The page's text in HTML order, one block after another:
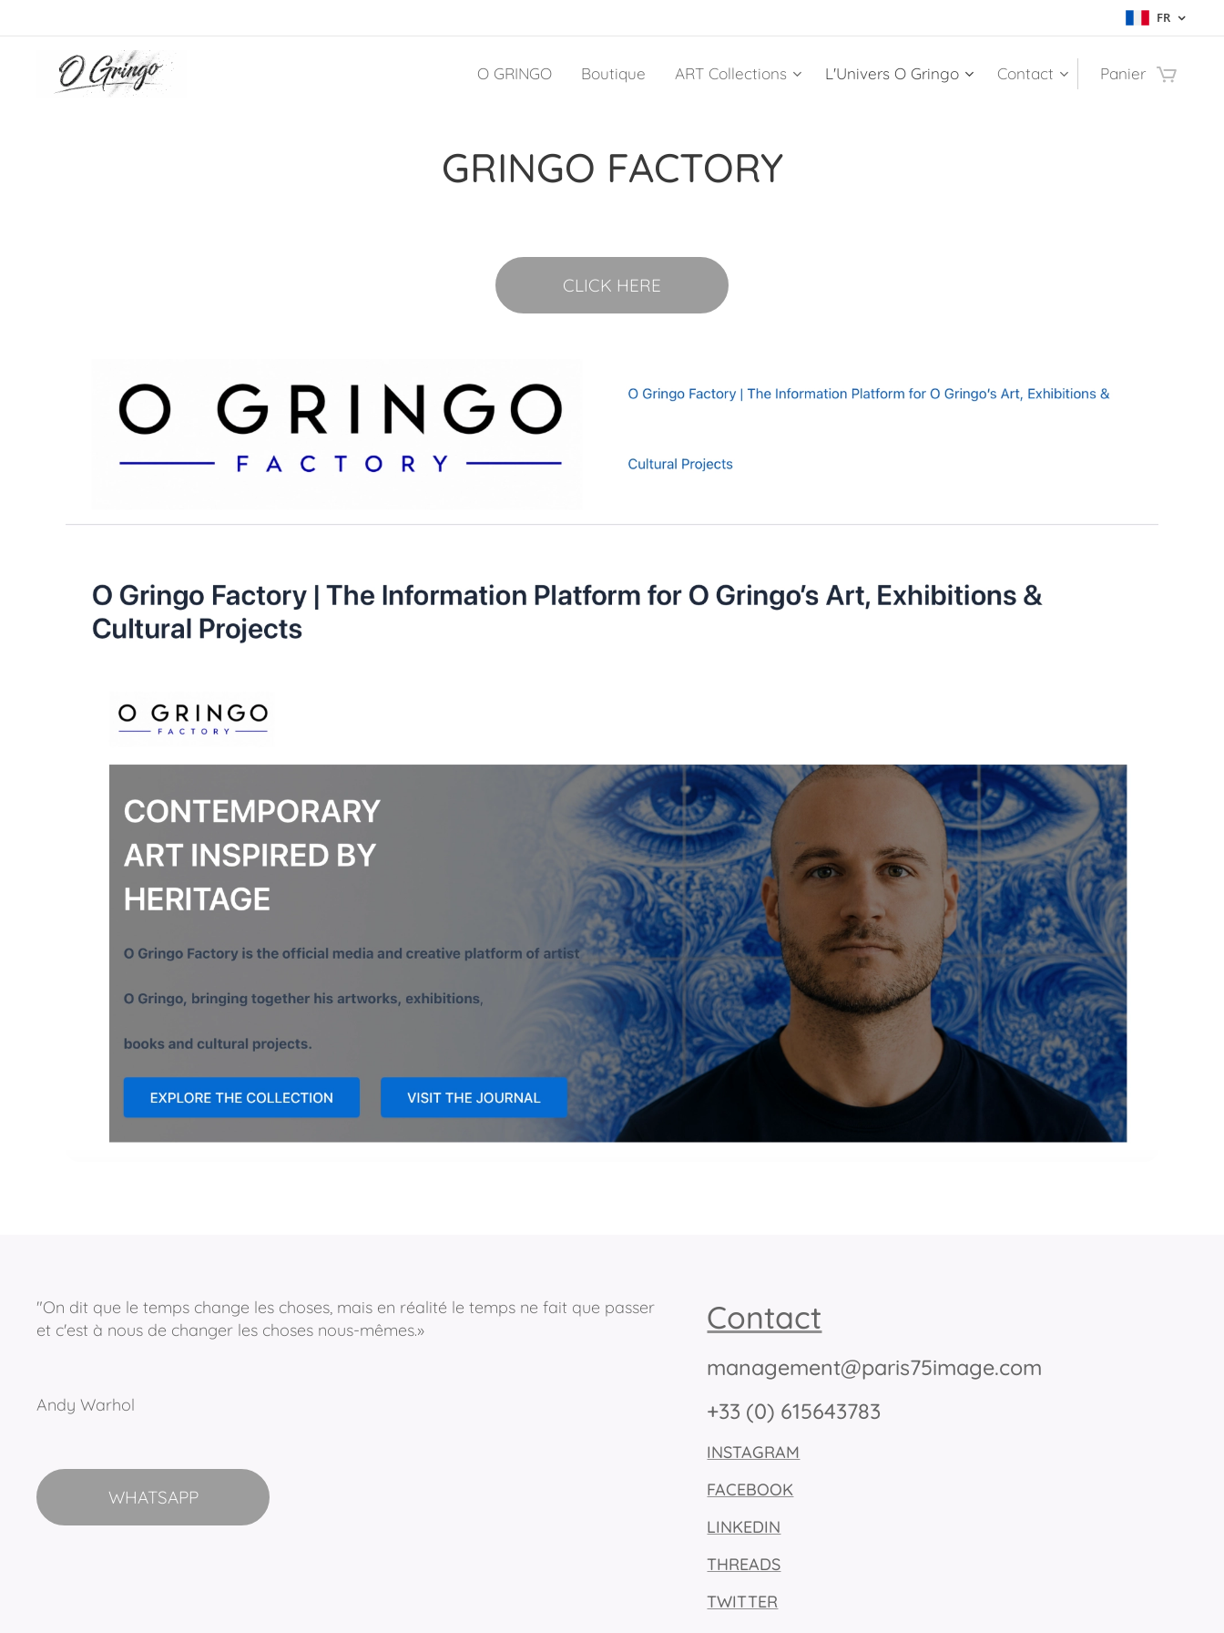
FR
O GRINGO Boutique ART Collections L'Univers O Gringo Contact Panier
GRINGO FACTORY
CLICK HERE
"On dit que le temps change les choses, mais en réalité le temps ne fait que passer
et c'est à nous de changer les choses nous-mêmes.»
Andy Warhol
WHATSAPP
Contact
management@paris75image.com
+33 (0) 615643783
INSTAGRAM
FACEBOOK
LINKEDIN
THREADS
TWITTER